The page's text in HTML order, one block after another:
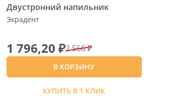
Двустронний напильник
Экрадент
1 796,20 ₽2 566 ₽
В КОРЗИНУ
КУПИТЬ В 1 КЛИК